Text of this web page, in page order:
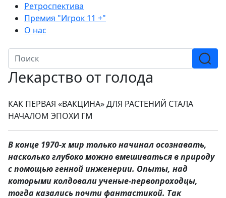
Ретроспектива
Премия "Игрок 11 +"
О нас
Лекарство от голода
КАК ПЕРВАЯ «ВАКЦИНА» ДЛЯ РАСТЕНИЙ СТАЛА
НАЧАЛОМ ЭПОХИ ГМ
В конце 1970-х мир только начинал осознавать,
насколько глубоко можно вмешиваться в природу
с помощью генной инженерии. Опыты, над
которыми колдовали ученые-первопроходцы,
тогда казались почти фантастикой. Так